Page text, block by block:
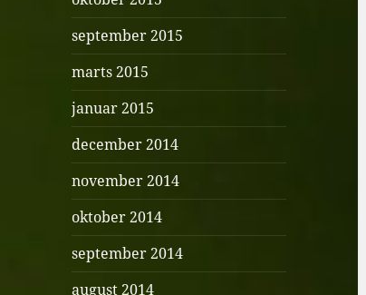
september 2015
marts 2015
januar 2015
december 2014
november 2014
oktober 2014
september 2014
august 2014